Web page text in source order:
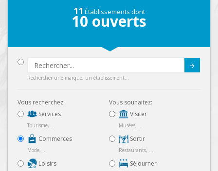
11 Établissements dont
10 ouverts
Rechercher une marque, un établissement...
Vous recherchez:
Services
Tourisme, ...
Commerces
Mode, ...
Loisirs
Vous souhaitez:
Visiter
Musées, ...
Sortir
Restaurants, ...
Séjourner